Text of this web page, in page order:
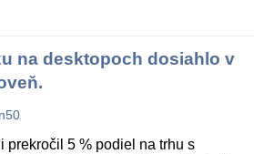
na desktopoch dosiahlo v
prekročil 5 % podiel na trhu s